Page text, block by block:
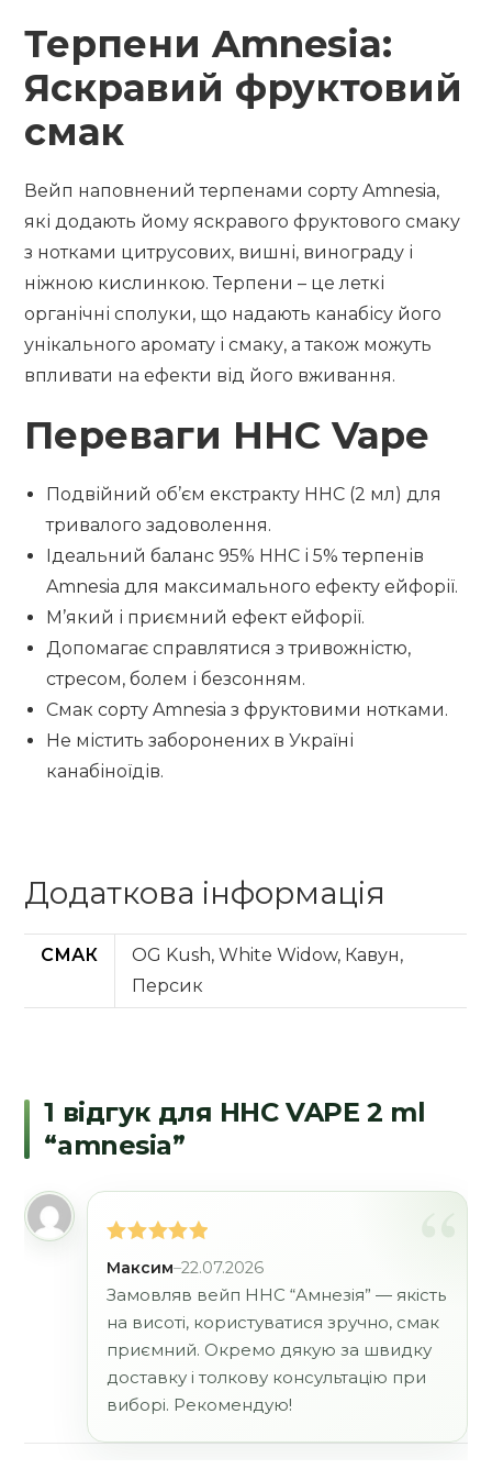
Терпени Amnesia:
Яскравий фруктовий
смак
Вейп наповнений терпенами сорту Amnesia,
які додають йому яскравого фруктового смаку
з нотками цитрусових, вишні, винограду і
ніжною кислинкою. Терпени – це леткі
органічні сполуки, що надають канабісу його
унікального аромату і смаку, а також можуть
впливати на ефекти від його вживання.
Переваги HHC Vape
Подвійний об’єм екстракту HHC (2 мл) для
тривалого задоволення.
Ідеальний баланс 95% HHC і 5% терпенів
Amnesia для максимального ефекту ейфорії.
М’який і приємний ефект ейфорії.
Допомагає справлятися з тривожністю,
стресом, болем і безсонням.
Смак сорту Amnesia з фруктовими нотками.
Не містить заборонених в Україні
канабіноїдів.
Додаткова інформація
СМАК
OG Kush, White Widow, Кавун,
Персик
1 відгук для HHC VAPE 2 ml
“amnesia”
Оцінено в
5з 5
Максим–22.07.2026
Замовляв вейп HHC “Амнезія” — якість
на висоті, користуватися зручно, смак
приємний. Окремо дякую за швидку
доставку і толкову консультацію при
виборі. Рекомендую!